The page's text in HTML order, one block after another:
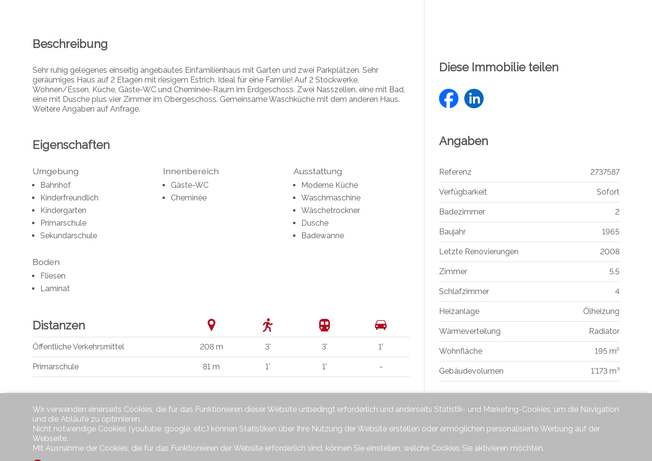
Beschreibung
Sehr ruhig gelegenes einseitig angebautes Einfamilienhaus mit Garten und zwei Parkplätzen. Sehr
geräumiges Haus auf 2 Etagen mit riesigem Estrich. Ideal für eine Familie! Auf 2 Stockwerke.
Wohnen/Essen, Küche, Gäste-WC und Cheminée-Raum im Erdgeschoss. Zwei Nasszellen, eine mit Bad,
eine mit Dusche plus vier Zimmer im Obergeschoss. Gemeinsame Waschküche mit dem anderen Haus.
Weitere Angaben auf Anfrage.
Eigenschaften
Umgebung
Bahnhof
Kinderfreundlich
Kindergarten
Primarschule
Sekundarschule
Innenbereich
Gäste-WC
Cheminée
Ausstattung
Moderne Küche
Waschmaschine
Wäschetrockner
Dusche
Badewanne
Boden
Fliesen
Laminat
Distanzen
Öffentliche Verkehrsmittel 208 m 3' 3' 1'
Primarschule 81 m 1' 1' -
Diese Immobilie teilen
Angaben
Referenz 2737587
Verfügbarkeit Sofort
Badezimmer 2
Baujahr 1965
Letzte Renovierungen 2008
Zimmer 5.5
Schlafzimmer 4
Heizanlage Ölheizung
Wärmeverteilung Radiator
Wohnfläche 195 m²
Gebäudevolumen 1'173 m³
Anzahl Parkplätze
Aussen
Wir verwenden einerseits Cookies, die für das Funktionieren dieser Website unbedingt erforderlich und anderseits Statistik- und Marketing-Cookies, um die Navigation
und die Abläufe zu optimieren.
Nicht notwendige Cookies (youtube, google, etc.) können Statistiken über Ihre Nutzung der Website erstellen oder ermöglichen personalisierte Werbung auf der
Webseite.
Mit Ausnahme der Cookies, die für das Funktionieren der Website erforderlich sind, können Sie einstellen, welche Cookies Sie aktivieren möchten.